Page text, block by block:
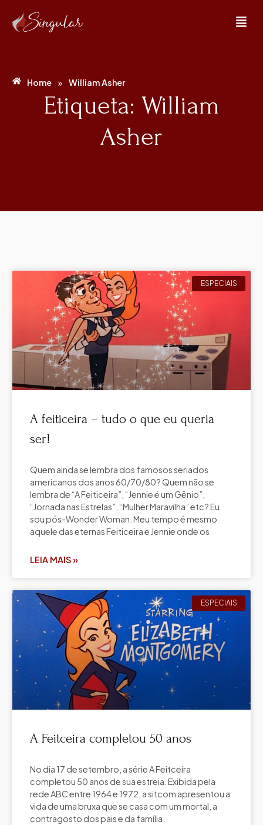
Home » William Asher
Etiqueta: William
Asher
ESPECIAIS
A feiticeira – tudo o que eu queria
ser!
Quem ainda se lembra dos famosos seriados
americanos dos anos 60/70/80? Quem não se
lembra de “A Feiticeira”, “Jennie é um Gênio”,
“Jornada nas Estrelas”, “Mulher Maravilha” etc? Eu
sou pós-Wonder Woman. Meu tempo é mesmo
aquele das eternas Feiticeira e Jennie onde os
LEIA MAIS »
ESPECIAIS
A Feitceira completou 50 anos
No dia 17 de setembro, a série A Feitceira
completou 50 anos de sua estreia. Exibida pela
rede ABC entre 1964 e 1972, a sitcom apresentou a
vida de uma bruxa que se casa com um mortal, a
contragosto dos pais e da família.